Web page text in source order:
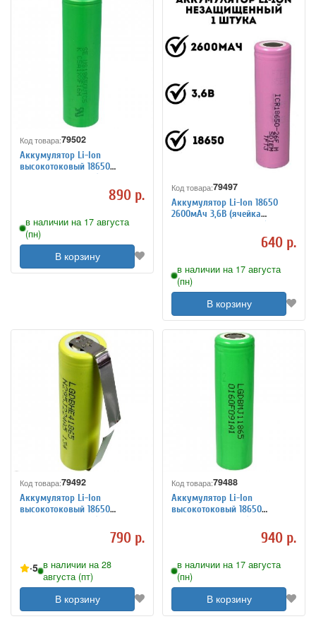
Код товара:79502
Аккумулятор Li-Ion
высокотоковый 18650
2600мАч 30A 3,6В (ячейка
890 р.
в наличии на 17 августа
(пн)
В корзину
Код товара:79497
Аккумулятор Li-Ion 18650
2600мАч 3,6В (ячейка
SAMSUNG ICR18650-26F)
640 р.
в наличии на 17 августа
(пн)
В корзину
Код товара:79492
Аккумулятор Li-Ion
высокотоковый 18650
2400мАч 20A 3,7В (ячейка LG
ICR18650HE4) с выводами,790 р.
5 в наличии на 28
августа (пт)
В корзину
Код товара:79488
Аккумулятор Li-Ion
высокотоковый 18650
3500мАч 10А 3,6В (ячейка LG
INR18650MJ1) незащищенный
940 р.
в наличии на 17 августа
(пн)
В корзину